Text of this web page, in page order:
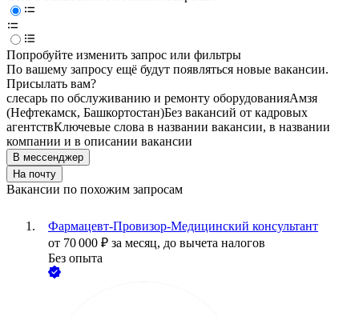
Попробуйте изменить запрос или фильтры
По вашему запросу ещё будут появляться новые вакансии.
Присылать вам?
слесарь по обслуживанию и ремонту оборудованияАмзя
(Нефтекамск, Башкортостан)Без вакансий от кадровых
агентствКлючевые слова в названии вакансии, в названии
компании и в описании вакансии
В мессенджер
На почту
Вакансии по похожим запросам
Фармацевт-Провизор-Медицинский консультант
от 70 000 ₽ за месяц, до вычета налогов
Без опыта